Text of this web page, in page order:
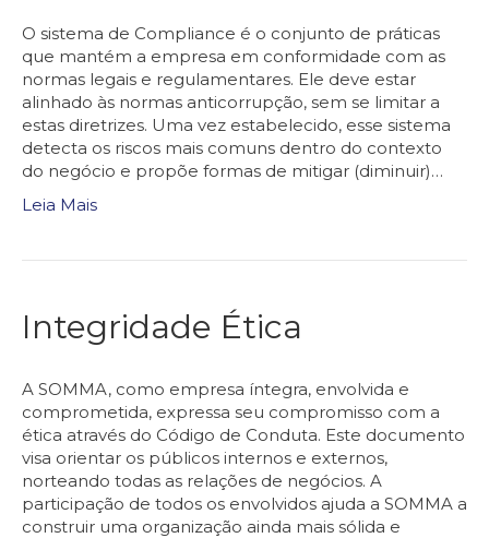
O sistema de Compliance é o conjunto de práticas
que mantém a empresa em conformidade com as
normas legais e regulamentares. Ele deve estar
alinhado às normas anticorrupção, sem se limitar a
estas diretrizes. Uma vez estabelecido, esse sistema
detecta os riscos mais comuns dentro do contexto
do negócio e propõe formas de mitigar (diminuir)…
Leia Mais
Integridade Ética
A SOMMA, como empresa íntegra, envolvida e
comprometida, expressa seu compromisso com a
ética através do Código de Conduta. Este documento
visa orientar os públicos internos e externos,
norteando todas as relações de negócios. A
participação de todos os envolvidos ajuda a SOMMA a
construir uma organização ainda mais sólida e